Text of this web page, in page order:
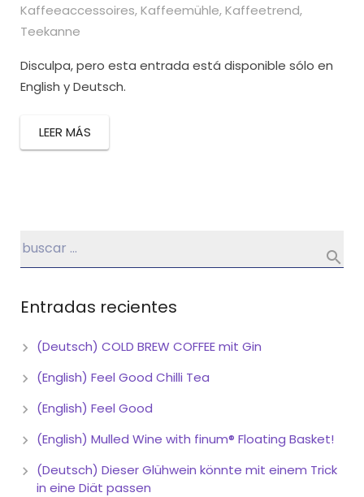
Kaffeeaccessoires,Kaffeemühle,Kaffeetrend,
Teekanne
Disculpa, pero esta entrada está disponible sólo en
English y Deutsch.
LEER MÁS
Entradas recientes
(Deutsch) COLD BREW COFFEE mit Gin
(English) Feel Good Chilli Tea
(English) Feel Good
(English) Mulled Wine with finum® Floating Basket!
(Deutsch) Dieser Glühwein könnte mit einem Trick
in eine Diät passen